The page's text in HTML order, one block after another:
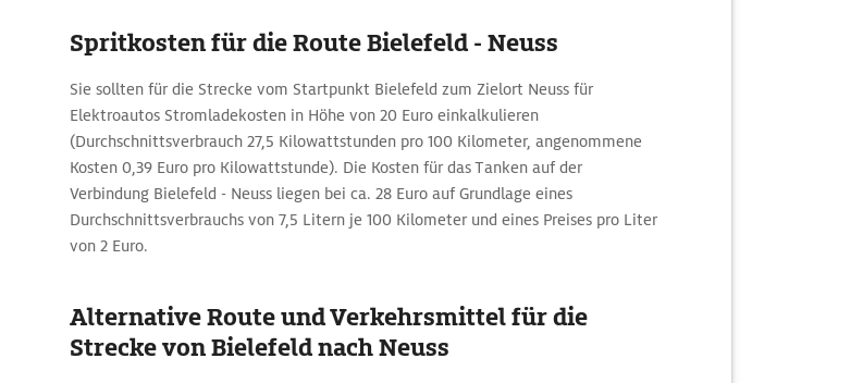
Spritkosten für die Route Bielefeld - Neuss
Sie sollten für die Strecke vom Startpunkt Bielefeld zum Zielort Neuss für
Elektroautos Stromladekosten in Höhe von 20 Euro einkalkulieren
(Durchschnittsverbrauch 27,5 Kilowattstunden pro 100 Kilometer, angenommene
Kosten 0,39 Euro pro Kilowattstunde). Die Kosten für das Tanken auf der
Verbindung Bielefeld - Neuss liegen bei ca. 28 Euro auf Grundlage eines
Durchschnittsverbrauchs von 7,5 Litern je 100 Kilometer und eines Preises pro Liter
von 2 Euro.
Alternative Route und Verkehrsmittel für die
Strecke von Bielefeld nach Neuss